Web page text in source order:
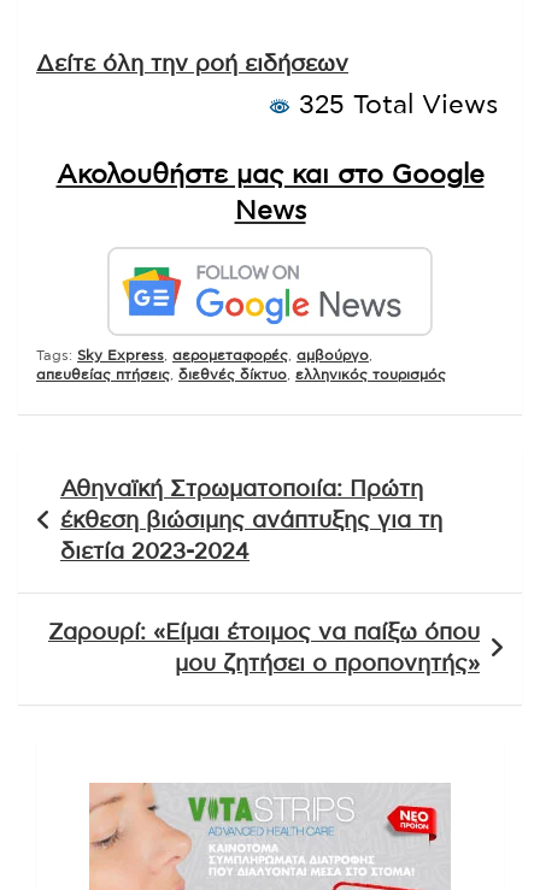
Δείτε όλη την ροή ειδήσεων
325 Total Views
Ακολουθήστε μας και στο Google
News
Tags: Sky Express αερομεταφορές αμβούργο
απευθείας πτήσεις διεθνές δίκτυο ελληνικός τουρισμός
άρθρων
Αθηναϊκή Στρωματοποιία: Πρώτη
έκθεση βιώσιμης ανάπτυξης για τη
διετία 2023-2024
Ζαρουρί: «Είμαι έτοιμος να παίξω όπου
μου ζητήσει ο προπονητής»